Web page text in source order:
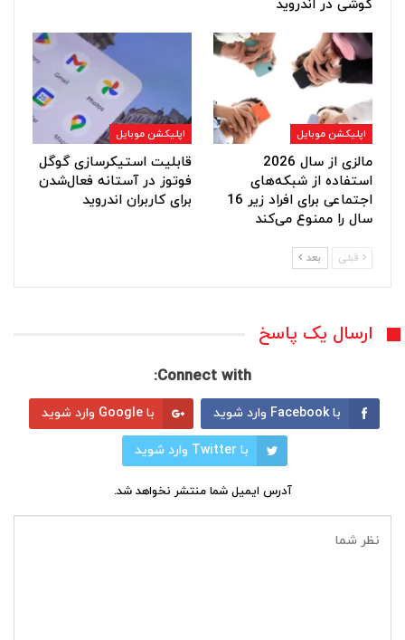
گوشی در اندروید
اپلیکشن موبایل
مالزی از سال 2026
استفاده از شبکه‌های
اجتماعی برای افراد زیر 16
سال را ممنوع می‌کند
اپلیکشن موبایل
قابلیت استیکرسازی گوگل
فوتوز در آستانه فعال‌شدن
برای کاربران اندروید
قبلی بعد
ارسال یک پاسخ
Connect with:
با Facebook وارد شوید با Google وارد شوید
با Twitter وارد شوید
آدرس ایمیل شما منتشر نخواهد شد.